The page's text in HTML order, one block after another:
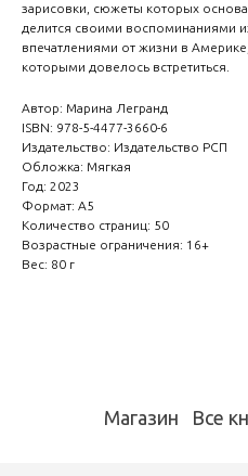
зарисовки, сюжеты которых
делится своими воспоминаниями
впечатлениями от жизни в
которыми довелось встретиться.
Автор: Марина Легранд
ISBN: 978-5-4477-3660-6
Издательство: Издательство РСП
Обложка: Мягкая
Год: 2023
Формат: А5
Количество страниц: 50
Возрастные ограничения: 16+
Вес: 80 г
Магазин Все